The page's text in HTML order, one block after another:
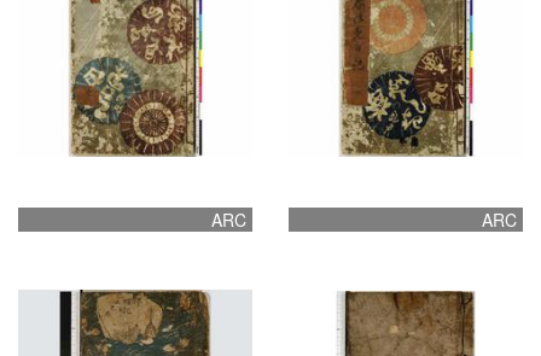
ARC ARC